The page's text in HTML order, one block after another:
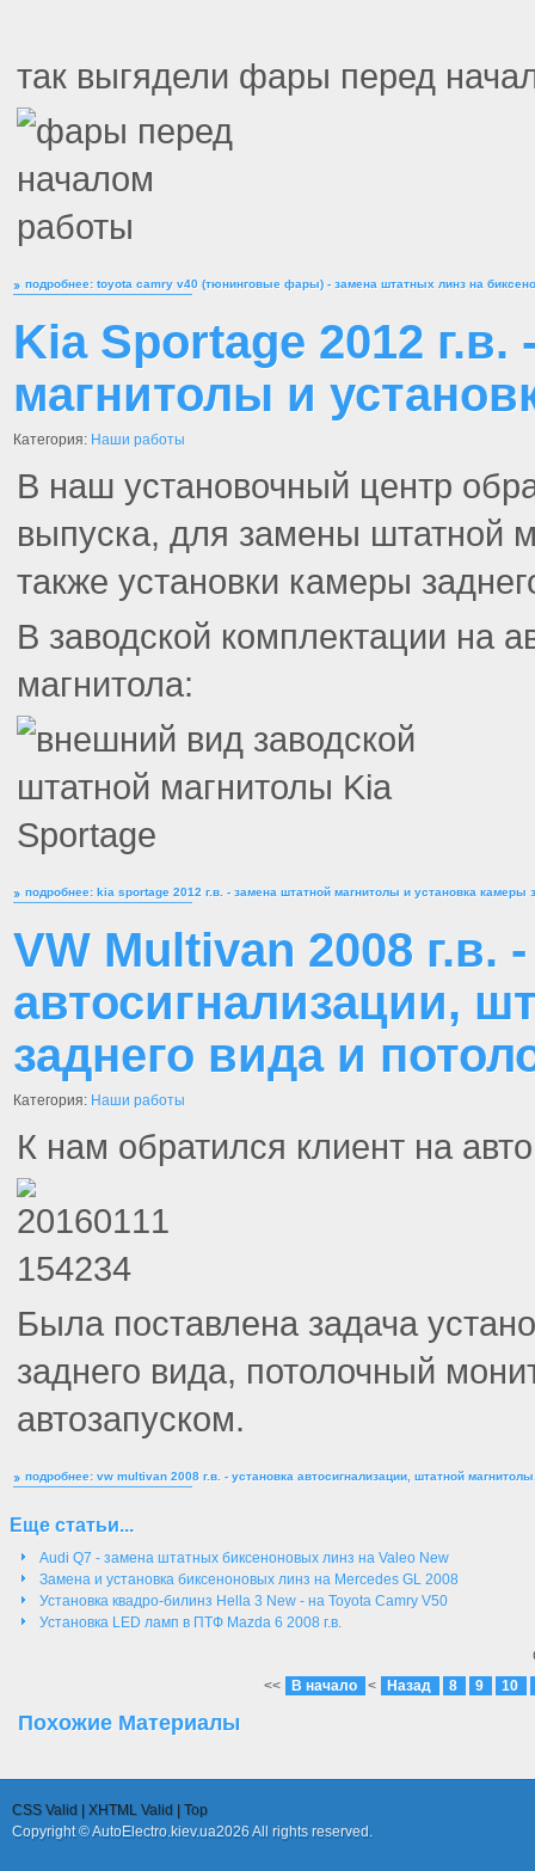
так выгядели фары перед
подробнее: toyota camry v40 (тюнинговые фары) - замена штатных линз на
Kia Sportage 2012
магнитолы и
Категория: Наши работы
В наш установочный центр
выпуска, для замены штатной
также установки камеры
В заводской комплектации на
магнитола:
подробнее: kia sportage 2012 г.в. - замена штатной магнитолы и установка камеры
VW Multivan 2008 г.в.
автосигнализации,
заднего вида и
Категория: Наши работы
К нам обратился клиент на
Была поставлена задача
заднего вида, потолочный
автозапуском.
подробнее: vw multivan 2008 г.в. - установка автосигнализации, штатной
Еще статьи...
Audi Q7 - замена штатных биксеноновых линз на Valeo New
Замена и установка биксеноновых линз на Mercedes GL 2008
Установка квадро-билинз Hella 3 New - на Toyota Camry V50
Установка LED ламп в ПТФ Mazda 6 2008 г.в.
<<
В начало < Назад 8 9 10
Похожие Материалы
CSS Valid | XHTML Valid | Top
Copyright © AutoElectro.kiev.ua2026 All rights reserved.